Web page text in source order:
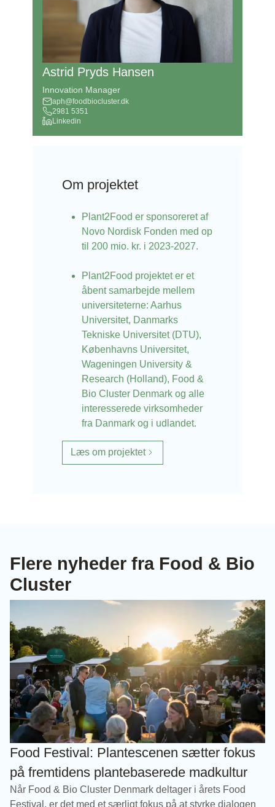
Astrid Pryds Hansen
Innovation Manager
aph@foodbiocluster.dk
2981 5351
Linkedin
Om projektet
Plant2Food er sponsoreret af
Novo Nordisk Fonden med op
til 200 mio. kr. i 2023-2027.
Plant2Food projektet er et
åbent samarbejde mellem
universiteterne: Aarhus
Universitet, Danmarks
Tekniske Universitet (DTU),
Københavns Universitet,
Wageningen University &
Research (Holland), Food &
Bio Cluster Denmark og alle
interesserede virksomheder
fra Danmark og i udlandet.
Læs om projektet
Flere nyheder fra Food & Bio
Cluster
Food Festival: Plantescenen sætter fokus
på fremtidens plantebaserede madkultur
Når Food & Bio Cluster Denmark deltager i årets Food
Festival, er det med et særligt fokus på at styrke dialogen